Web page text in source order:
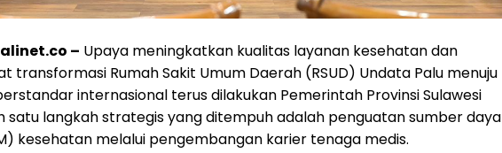
– Upaya meningkatkan kualitas layanan kesehatan dan
transformasi Rumah Sakit Umum Daerah (RSUD) Undata Palu menuju
internasional terus dilakukan Pemerintah Provinsi Sulawesi
satu langkah strategis yang ditempuh adalah penguatan sumber daya
kesehatan melalui pengembangan karier tenaga medis.